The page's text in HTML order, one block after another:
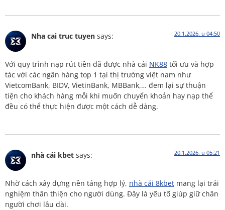
Nha cai truc tuyen says: 20.1.2026. u 04:50
Với quy trình nạp rút tiền đã được nhà cái NK88 tối ưu và hợp
tác với các ngân hàng top 1 tại thị trường việt nam như
VietcomBank, BIDV, VietinBank, MBBank,… đem lại sự thuận
tiện cho khách hàng mỗi khi muốn chuyển khoản hay nạp thể
đều có thể thực hiện được một cách dễ dàng.
nhà cái kbet says: 20.1.2026. u 05:21
Nhờ cách xây dựng nền tảng hợp lý, nhà cái 8kbet mang lại trải
nghiệm thân thiện cho người dùng. Đây là yếu tố giúp giữ chân
người chơi lâu dài.